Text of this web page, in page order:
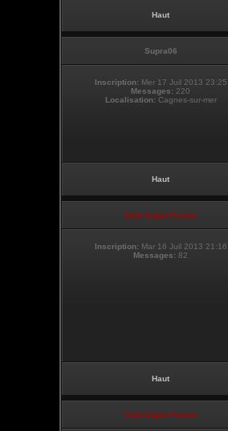
Haut
Supra06
Inscription: Mer 17 Juil 2013 23:25
Messages: 220
Localisation:Cagnes-sur-mer
Haut
Club Supra France
Inscription: Mar 16 Juil 2013 21:16
Messages: 82
Haut
Club Supra France